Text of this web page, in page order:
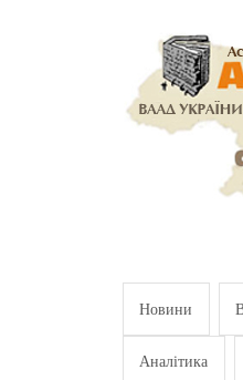
Новини
Аналітика